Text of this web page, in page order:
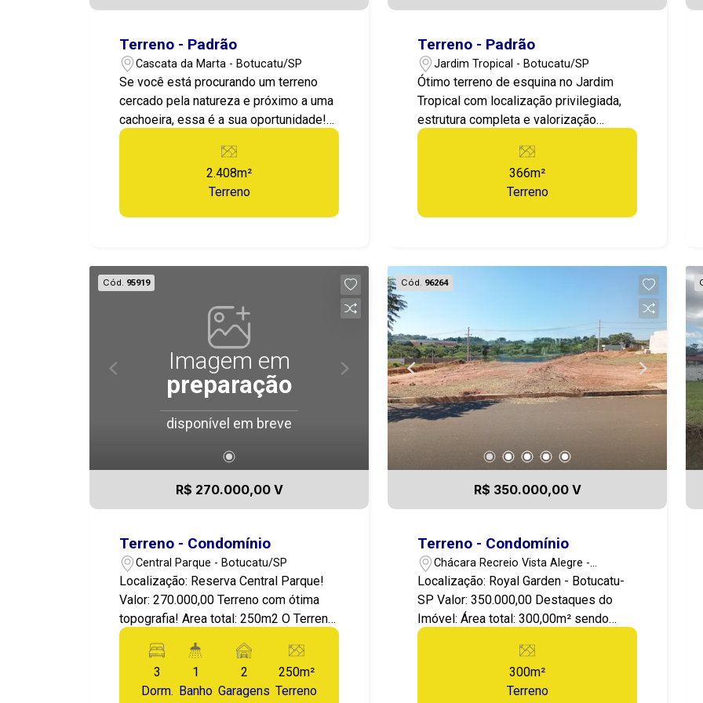
Terreno - Padrão
Cascata da Marta - Botucatu/SP
Se você está procurando um terreno
cercado pela natureza e próximo a uma
cachoeira, essa é a sua oportunidade!
Este terreno está localizado em uma
região de beleza natural incomparável,
com vista para a mata e apenas alguns
minutos de caminhada da cachoeira.
2.408m²
Terreno
Terreno - Padrão
Jardim Tropical - Botucatu/SP
Ótimo terreno de esquina no Jardim
Tropical com localização privilegiada,
estrutura completa e valorização
crescente.Ideal para construir ou
366m²
Terreno
Cód. 95919
Imagem em
preparação
disponível em breve
R$ 270.000,00 V
Terreno - Condomínio
Central Parque - Botucatu/SP
Localização: Reserva Central Parque!
Valor: 270.000,00 Terreno com ótima
topografia! Area total: 250m2 O Terreno
é perfeito para construir sua residência,
bem localizado no condomínio!
Reserva Central Parque, Condominio
Fechado, portaria, com localização
3
Dorm.
1
Banho
2
Garagens
250m²
Terreno
Cód. 96264
R$ 350.000,00 V
Terreno - Condomínio
Chácara Recreio Vista Alegre -
Botucatu/SP
Localização: Royal Garden - Botucatu-
SP Valor: 350.000,00 Destaques do
Imóvel: Área total: 300,00m² sendo
12x25 Apresentamos este Excelente
terreno localizado em Botucatu, no
Condomínio Residencial Royal Garden!
Uma região tranquila, Lugar perfeito
300m²
Terreno